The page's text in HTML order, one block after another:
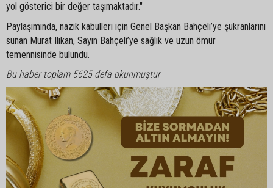
yol gösterici bir değer taşımaktadır."
Paylaşımında, nazik kabulleri için Genel Başkan Bahçeli’ye şükranlarını
sunan Murat Ilıkan, Sayın Bahçeli’ye sağlık ve uzun ömür
temennisinde bulundu.
Bu haber toplam 5625 defa okunmuştur